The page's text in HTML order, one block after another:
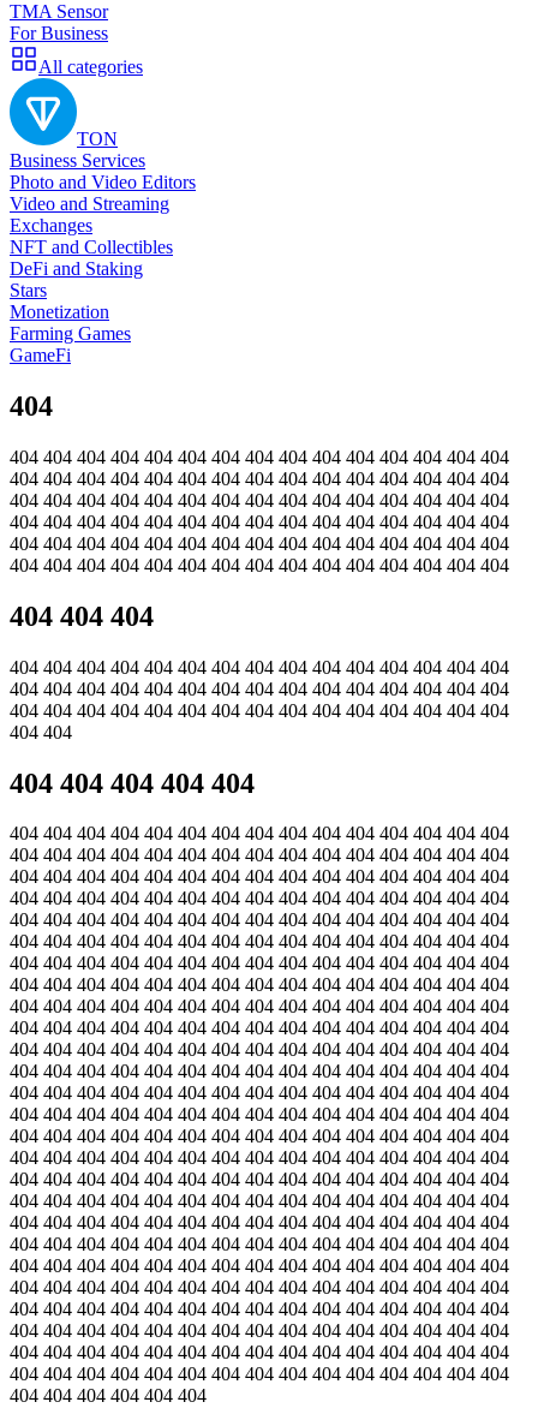
TMA Sensor
For Business
All categories
TON
Business Services
Photo and Video Editors
Video and Streaming
Exchanges
NFT and Collectibles
DeFi and Staking
Stars
Monetization
Farming Games
GameFi
404
404 404 404 404 404 404 404 404 404 404 404 404 404 404 404
404 404 404 404 404 404 404 404 404 404 404 404 404 404 404
404 404 404 404 404 404 404 404 404 404 404 404 404 404 404
404 404 404 404 404 404 404 404 404 404 404 404 404 404 404
404 404 404 404 404 404 404 404 404 404 404 404 404 404 404
404 404 404 404 404 404 404 404 404 404 404 404 404 404 404
404 404 404
404 404 404 404 404 404 404 404 404 404 404 404 404 404 404
404 404 404 404 404 404 404 404 404 404 404 404 404 404 404
404 404 404 404 404 404 404 404 404 404 404 404 404 404 404
404 404
404 404 404 404 404
404 404 404 404 404 404 404 404 404 404 404 404 404 404 404
404 404 404 404 404 404 404 404 404 404 404 404 404 404 404
404 404 404 404 404 404 404 404 404 404 404 404 404 404 404
404 404 404 404 404 404 404 404 404 404 404 404 404 404 404
404 404 404 404 404 404 404 404 404 404 404 404 404 404 404
404 404 404 404 404 404 404 404 404 404 404 404 404 404 404
404 404 404 404 404 404 404 404 404 404 404 404 404 404 404
404 404 404 404 404 404 404 404 404 404 404 404 404 404 404
404 404 404 404 404 404 404 404 404 404 404 404 404 404 404
404 404 404 404 404 404 404 404 404 404 404 404 404 404 404
404 404 404 404 404 404 404 404 404 404 404 404 404 404 404
404 404 404 404 404 404 404 404 404 404 404 404 404 404 404
404 404 404 404 404 404 404 404 404 404 404 404 404 404 404
404 404 404 404 404 404 404 404 404 404 404 404 404 404 404
404 404 404 404 404 404 404 404 404 404 404 404 404 404 404
404 404 404 404 404 404 404 404 404 404 404 404 404 404 404
404 404 404 404 404 404 404 404 404 404 404 404 404 404 404
404 404 404 404 404 404 404 404 404 404 404 404 404 404 404
404 404 404 404 404 404 404 404 404 404 404 404 404 404 404
404 404 404 404 404 404 404 404 404 404 404 404 404 404 404
404 404 404 404 404 404 404 404 404 404 404 404 404 404 404
404 404 404 404 404 404 404 404 404 404 404 404 404 404 404
404 404 404 404 404 404 404 404 404 404 404 404 404 404 404
404 404 404 404 404 404 404 404 404 404 404 404 404 404 404
404 404 404 404 404 404 404 404 404 404 404 404 404 404 404
404 404 404 404 404 404 404 404 404 404 404 404 404 404 404
404 404 404 404 404 404